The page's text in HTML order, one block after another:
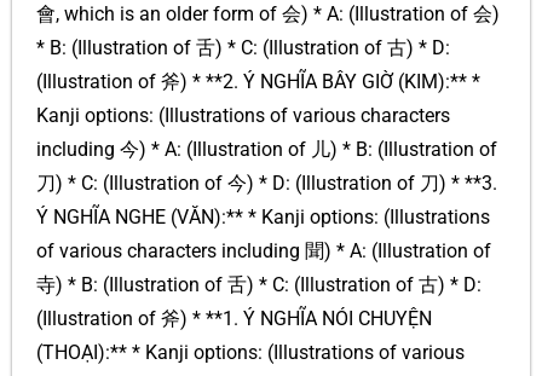
會, which is an older form of 会) * A: (Illustration of 会)
* B: (Illustration of 舌) * C: (Illustration of 古) * D:
(Illustration of 斧) * **2. Ý NGHĨA BÂY GIỜ (KIM):** *
Kanji options: (Illustrations of various characters
including 今) * A: (Illustration of 儿) * B: (Illustration of
刀) * C: (Illustration of 今) * D: (Illustration of 刀) * **3.
Ý NGHĨA NGHE (VĂN):** * Kanji options: (Illustrations
of various characters including 聞) * A: (Illustration of
寺) * B: (Illustration of 舌) * C: (Illustration of 古) * D:
(Illustration of 斧) * **1. Ý NGHĨA NÓI CHUYỆN
(THOẠI):** * Kanji options: (Illustrations of various